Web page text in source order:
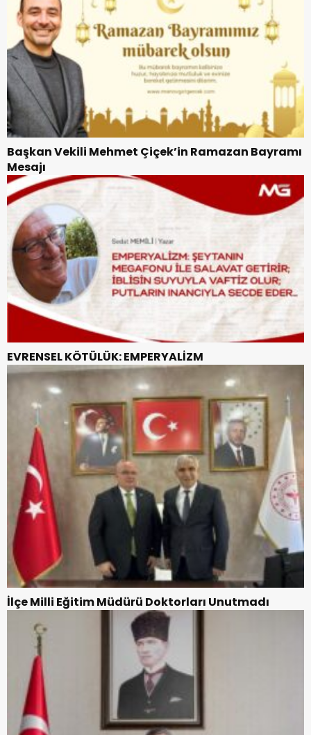
Başkan Vekili Mehmet Çiçek’in Ramazan Bayramı
Mesajı
EVRENSEL KÖTÜLÜK: EMPERYALİZM
İlçe Milli Eğitim Müdürü Doktorları Unutmadı